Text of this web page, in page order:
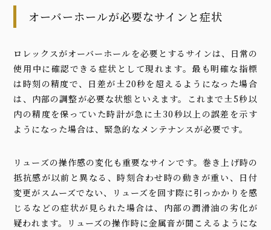
オーバーホールが必要なサインと症状
ロレックスがオーバーホールを必要とするサインは、日常の
使用中に確認できる症状として現れます。最も明確な指標
は時刻の精度で、日差が±20秒を超えるようになった場合
は、内部の調整が必要な状態といえます。これまで±5秒以
内の精度を保っていた時計が急に±30秒以上の誤差を示す
ようになった場合は、緊急的なメンテナンスが必要です。
リューズの操作感の変化も重要なサインです。巻き上げ時の
抵抗感が以前と異なる、時刻合わせ時の動きが重い、日付
変更がスムーズでない、リューズを回す際に引っかかりを感
じるなどの症状が見られた場合は、内部の潤滑油の劣化が
疑われます。リューズの操作時に金属音が聞こえるようにな